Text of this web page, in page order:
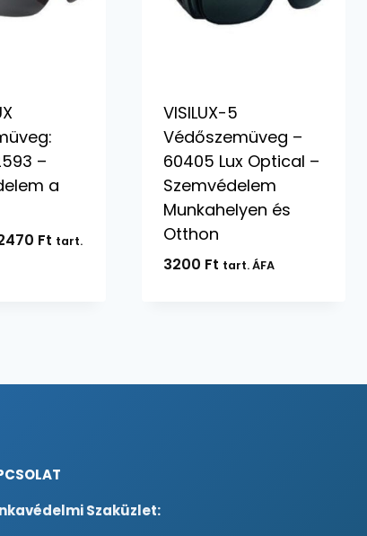
–
a
Ft Ártartomány:
tart.
VISILUX-5
Védőszemüveg –
60405 Lux Optical –
Szemvédelem
Munkahelyen és
Otthon
3200 Ft tart. ÁFA
Szaküzlet: